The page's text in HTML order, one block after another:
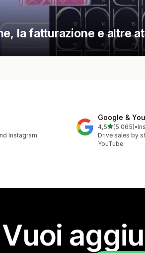
la fatturazione e altre
Instagram
Google &
4,5stelle su 5
(5.065)
5065 •
Drive sales by
YouTube
Vuoi